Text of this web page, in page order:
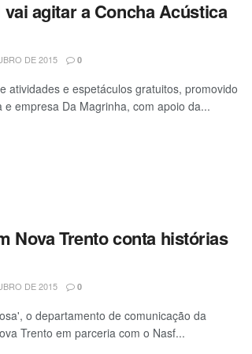
agitar a Concha Acústica
DE 2015 0
atividades e espetáculos gratuitos, promovido
e empresa Da Magrinha, com apoio da...
Nova Trento conta histórias
DE 2015 0
o departamento de comunicação da
Trento em parceria com o Nasf...